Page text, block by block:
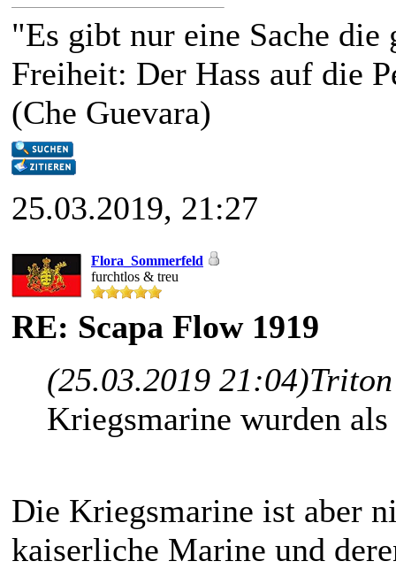
"Es gibt nur eine Sache
Freiheit: Der Hass auf die
(Che Guevara)
25.03.2019, 21:27
Flora_Sommerfeld
furchtlos & treu
RE: Scapa Flow 1919
(25.03.2019 21:04)
Kriegsmarine wurden
Die Kriegsmarine ist aber
kaiserliche Marine und